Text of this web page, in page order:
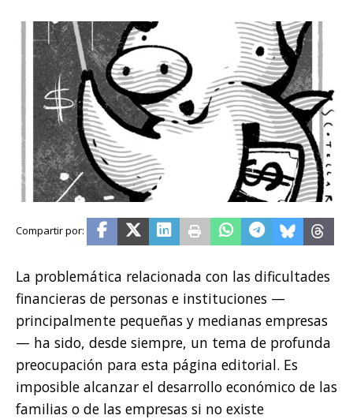
La problemática relacionada con las dificultades
financieras de personas e instituciones —
principalmente pequeñas y medianas empresas
— ha sido, desde siempre, un tema de profunda
preocupación para esta página editorial. Es
imposible alcanzar el desarrollo económico de las
familias o de las empresas si no existe